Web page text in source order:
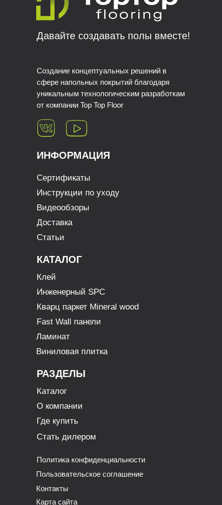
Давайте создавать полы вместе!
Создание концептуальных решений в
сфере напольных покрытий благодаря
уникальным технологическим разработкам
от компании Top Top Floor
Политика конфиденциальности
Пользовательское соглашение
Карта сайта
ИНФОРМАЦИЯ
РАЗДЕЛЫ
КАТАЛОГ
Сертификаты
Инструкции по уходу
Видеообзоры
Доставка
Каталог
О компании
Где купить
Стать дилером
Контакты
Клей
Инженерный SPC
Кварц паркет Mineral wood
Fast Wall панели
Статьи
Ламинат
Виниловая плитка